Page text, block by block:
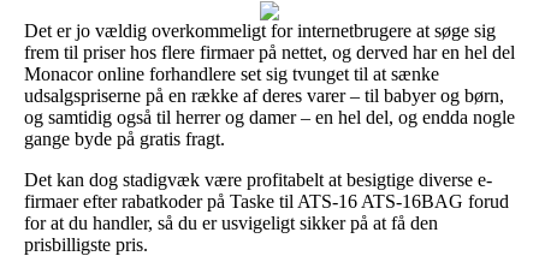
Det er jo vældig overkommeligt for internetbrugere at søge sig
frem til priser hos flere firmaer på nettet, og derved har en hel del
Monacor online forhandlere set sig tvunget til at sænke
udsalgspriserne på en række af deres varer – til babyer og børn,
og samtidig også til herrer og damer – en hel del, og endda nogle
gange byde på gratis fragt.
Det kan dog stadigvæk være profitabelt at besigtige diverse e-
firmaer efter rabatkoder på Taske til ATS-16 ATS-16BAG forud
for at du handler, så du er usvigeligt sikker på at få den
prisbilligste pris.